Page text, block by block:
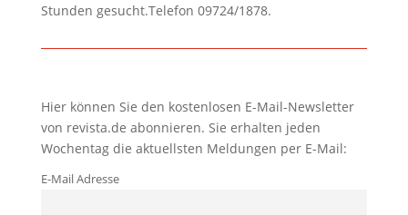
Stunden gesucht.Telefon 09724/1878.
Hier können Sie den kostenlosen E-Mail-Newsletter
von revista.de abonnieren. Sie erhalten jeden
Wochentag die aktuellsten Meldungen per E-Mail:
E-Mail Adresse